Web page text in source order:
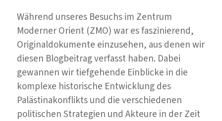
in
Während unseres Besuchs im Zentrum
Moderner Orient (ZMO) war es faszinierend,
Originaldokumente einzusehen, aus denen wir
diesen Blogbeitrag verfasst haben. Dabei
gewannen wir tiefgehende Einblicke in die
komplexe historische Entwicklung des
Palästinakonflikts und die verschiedenen
politischen Strategien und Akteure in der Zeit